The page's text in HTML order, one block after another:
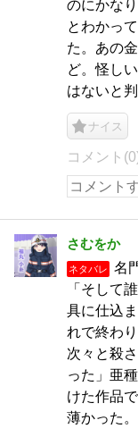
のにかな
とわかっ
た。あの
ど。怪し
はないと
ナイス
コメント
さむをか
ネタバレ
名
「そして
具に仕込
れで終わ
次々と殺
った」亜
けた作品
薄かった。